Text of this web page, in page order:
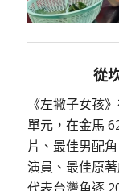
從
《左撇子女孩
單元，在金馬
片、最佳男配
演員、最佳原